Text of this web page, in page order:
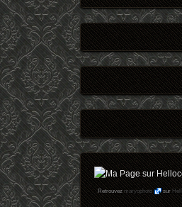
Retrouvezmaryophoto sur